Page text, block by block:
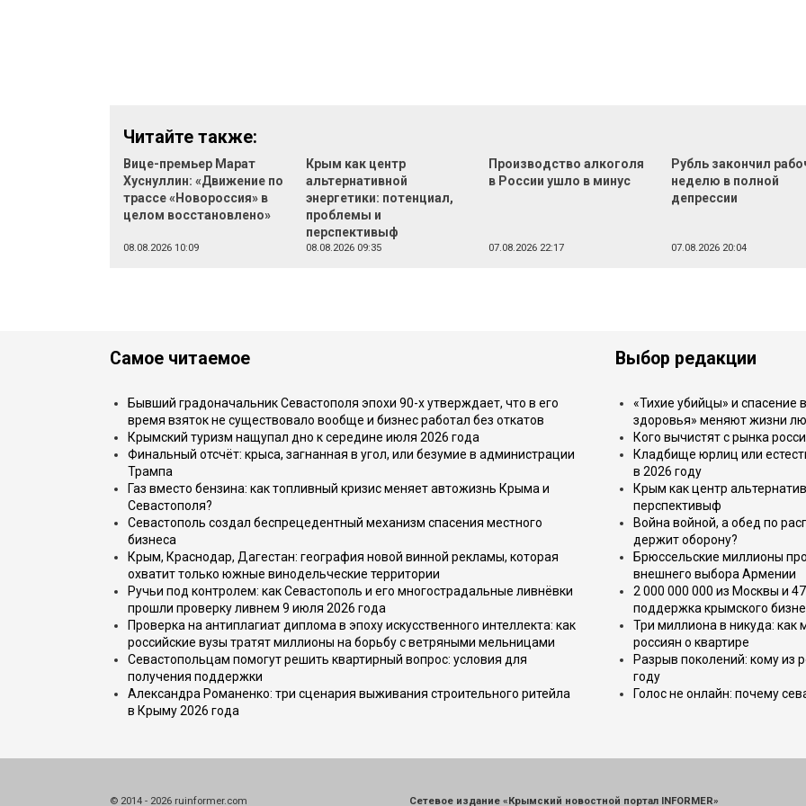
Читайте также:
Вице-премьер Марат
Хуснуллин: «Движение по
трассе «Новороссия» в
целом восстановлено»
08.08.2026 10:09
Крым как центр
альтернативной
энергетики: потенциал,
проблемы и
перспективыф
08.08.2026 09:35
Производство алкоголя
в России ушло в минус
07.08.2026 22:17
Рубль закончил
неделю в полной
депрессии
07.08.2026 20:04
Самое читаемое
Бывший градоначальник Севастополя эпохи 90-х утверждает, что в его
время взяток не существовало вообще и бизнес работал без откатов
Крымский туризм нащупал дно к середине июля 2026 года
Финальный отсчёт: крыса, загнанная в угол, или безумие в администрации
Трампа
Газ вместо бензина: как топливный кризис меняет автожизнь Крыма и
Севастополя?
Севастополь создал беспрецедентный механизм спасения местного
бизнеса
Крым, Краснодар, Дагестан: география новой винной рекламы, которая
охватит только южные винодельческие территории
Ручьи под контролем: как Севастополь и его многострадальные ливнёвки
прошли проверку ливнем 9 июля 2026 года
Проверка на антиплагиат диплома в эпоху искусственного интеллекта: как
российские вузы тратят миллионы на борьбу с ветряными мельницами
Севастопольцам помогут решить квартирный вопрос: условия для
получения поддержки
Александра Романенко: три сценария выживания строительного ритейла
в Крыму 2026 года
Выбор редакции
«Тихие убийцы» и спасение
здоровья» меняют жизни
Кого вычистят с рынка
Кладбище юрлиц или
в 2026 году
Крым как центр
перспективыф
Война войной, а обед по
держит оборону?
Брюссельские миллионы
внешнего выбора Армении
2 000 000 000 из Москвы и
поддержка крымского
Три миллиона в никуда:
россиян о квартире
Разрыв поколений: кому из
году
Голос не онлайн: почему
© 2014 - 2026 ruinformer.com Сетевое издание «Крымский новостной портал INFORMER»